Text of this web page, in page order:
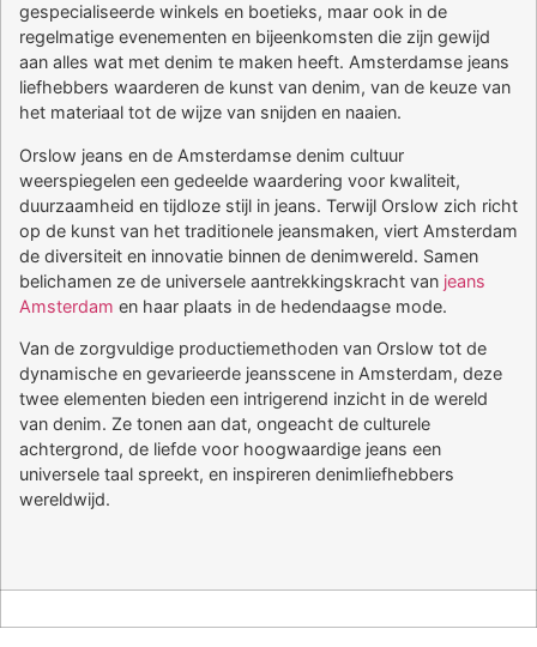
gespecialiseerde winkels en boetieks, maar ook in de
regelmatige evenementen en bijeenkomsten die zijn gewijd
aan alles wat met denim te maken heeft. Amsterdamse jeans
liefhebbers waarderen de kunst van denim, van de keuze van
het materiaal tot de wijze van snijden en naaien.
Orslow jeans en de Amsterdamse denim cultuur
weerspiegelen een gedeelde waardering voor kwaliteit,
duurzaamheid en tijdloze stijl in jeans. Terwijl Orslow zich richt
op de kunst van het traditionele jeansmaken, viert Amsterdam
de diversiteit en innovatie binnen de denimwereld. Samen
belichamen ze de universele aantrekkingskracht van jeans
Amsterdam en haar plaats in de hedendaagse mode.
Van de zorgvuldige productiemethoden van Orslow tot de
dynamische en gevarieerde jeansscene in Amsterdam, deze
twee elementen bieden een intrigerend inzicht in de wereld
van denim. Ze tonen aan dat, ongeacht de culturele
achtergrond, de liefde voor hoogwaardige jeans een
universele taal spreekt, en inspireren denimliefhebbers
wereldwijd.